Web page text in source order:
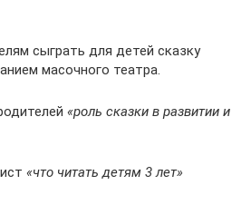
сыграть для детей сказку
масочного театра.
«роль сказки в развитии и
«что читать детям 3 лет»